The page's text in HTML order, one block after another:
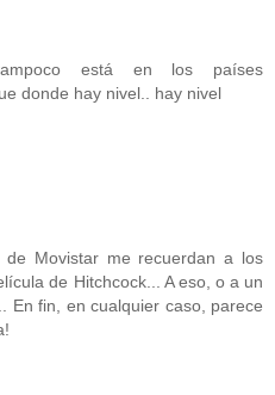
está en los países
donde hay nivel.. hay nivel
Movistar me recuerdan a los
de Hitchcock... A eso, o a un
En fin, en cualquier caso, parece